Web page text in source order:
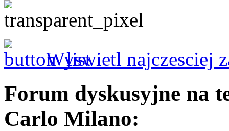
Wyswietl najczesciej
Forum dyskusyjne na
Carlo Milano: